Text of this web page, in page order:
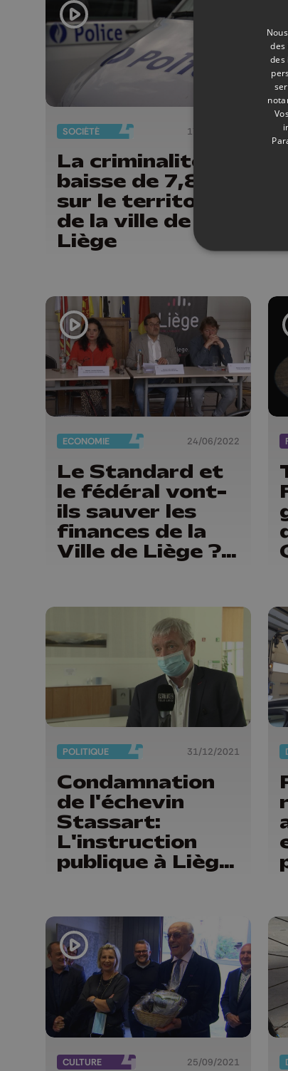
SOCIÉTÉ 17/05/2023
La criminalité
baisse de 7,8%
sur le territoire
de la ville de
Liège
ECONOMIE 24/06/2022
Le Standard et
le fédéral vont-
ils sauver les
finances de la
Ville de Liège ?
actualisé
POLITIQUE 31/12/2021
Condamnation
de l'échevin
Stassart:
L'instruction
publique à Liège
CULTURE 25/09/2021
des
des